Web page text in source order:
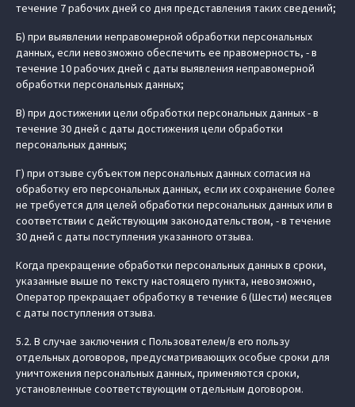
течение 7 рабочих дней со дня представления таких сведений;
Б) при выявлении неправомерной обработки персональных
данных, если невозможно обеспечить ее правомерность, - в
течение 10 рабочих дней с даты выявления неправомерной
обработки персональных данных;
В) при достижении цели обработки персональных данных - в
течение 30 дней с даты достижения цели обработки
персональных данных;
Г) при отзыве субъектом персональных данных согласия на
обработку его персональных данных, если их сохранение более
не требуется для целей обработки персональных данных или в
соответствии с действующим законодательством, - в течение
30 дней с даты поступления указанного отзыва.
Когда прекращение обработки персональных данных в сроки,
указанные выше по тексту настоящего пункта, невозможно,
Оператор прекращает обработку в течение 6 (Шести) месяцев
с даты поступления отзыва.
5.2. В случае заключения с Пользователем/в его пользу
отдельных договоров, предусматривающих особые сроки для
уничтожения персональных данных, применяются сроки,
установленные соответствующим отдельным договором.